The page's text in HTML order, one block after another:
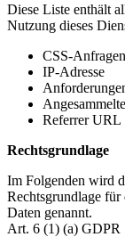
Diese Liste enthält
Nutzung dieses
CSS-Anfragen
IP-Adresse
Referrer URL
Rechtsgrundlage
Im Folgenden wird
Rechtsgrundlage für
Daten genannt.
Art. 6 (1) (a) GDPR